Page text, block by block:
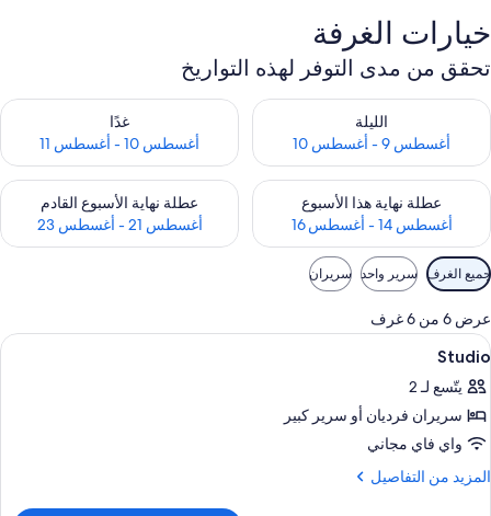
خيارات الغرفة
تحقق من مدى التوفر لهذه التواريخ
الليلة
أغسطس 9 - أغسطس 10
تحقق من مدى التوفر لليلة للفترة أغسطس 9 - أغسطس 10
غدًا
أغسطس 10 - أغسطس 11
تحقق من مدى التوفر لغد للفترة أغسطس
عطلة نهاية هذا الأسبوع
أغسطس 14 - أغسطس 16
تحقق من مدى التوفر لعطلة نهاية هذا الأسبوع للفترة أغسطس 14 - أغسطس 16
عطلة نهاية الأسبوع القادم
أغسطس 21 - أغسطس 23
تحقق من مدى التوفر لعطلة نهاية
عوامل
التصفية
المتاحة
للغرف
جميع الغرف سرير واحد سريران
عرض 6 من 6 غرف
استعراض
جميع
صور
Studio
خزنة داخل الغرفة ومكتب وتجهيزات
9
Studio
يتّسع لـ 2
سريران فرديان‫‬ أو سرير كبير
واي فاي مجاني
المزيد من التفاصيل
المزيد